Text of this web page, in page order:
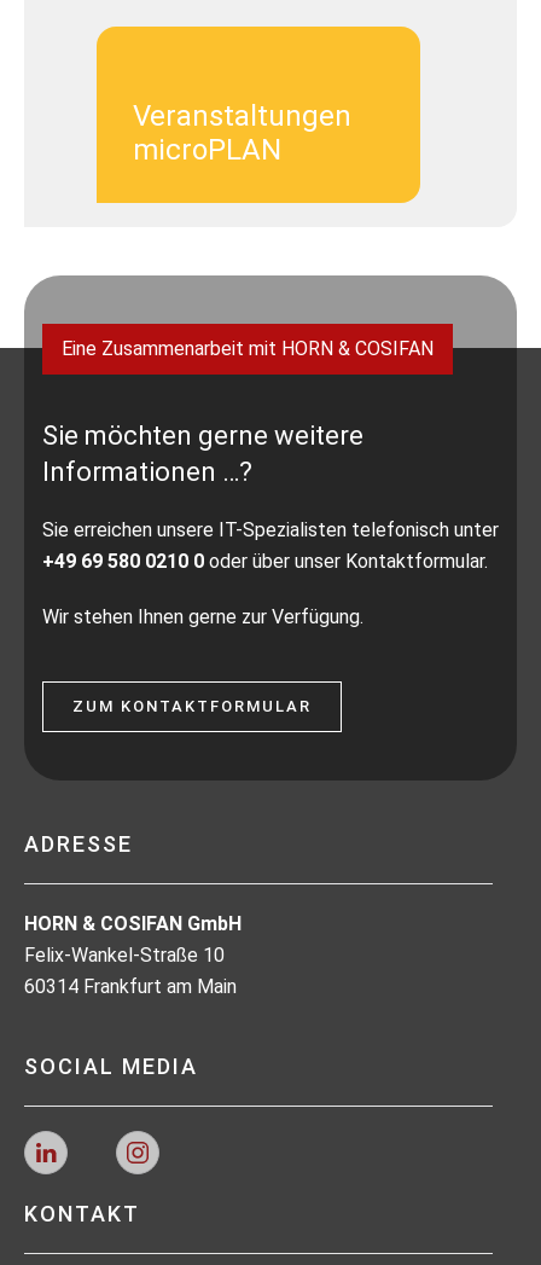
Veranstaltungen
microPLAN
Eine Zusammenarbeit mit HORN & COSIFAN
Sie möchten gerne weitere
Informationen …?
Sie erreichen unsere IT-Spezialisten telefonisch unter
+49 69 580 0210 0 oder über unser Kontaktformular.
Wir stehen Ihnen gerne zur Verfügung.
ZUM KONTAKTFORMULAR
ADRESSE
HORN & COSIFAN GmbH
Felix-Wankel-Straße 10
60314 Frankfurt am Main
SOCIAL MEDIA
KONTAKT